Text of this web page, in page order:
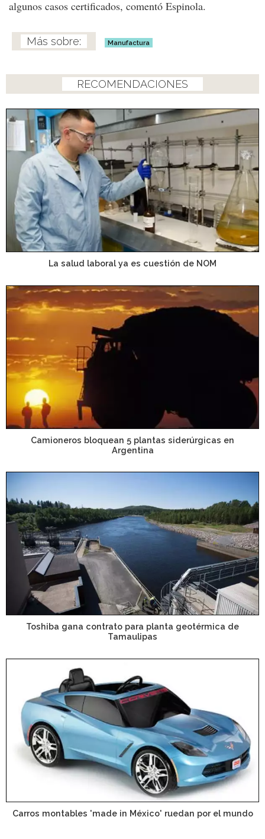
algunos casos certificados, comentó Espinola.
Manufactura
RECOMENDACIONES
La salud laboral ya es cuestión de NOM
Camioneros bloquean 5 plantas siderúrgicas en
Argentina
Toshiba gana contrato para planta geotérmica de
Tamaulipas
Carros montables 'made in México' ruedan por el mundo